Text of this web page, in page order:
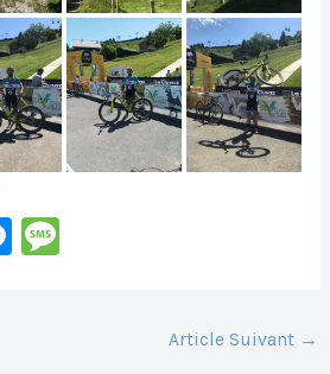
M M
Article Suivant →